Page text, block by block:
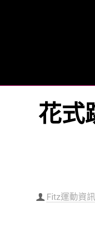
花式
Fitz運動資訊